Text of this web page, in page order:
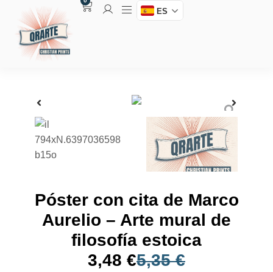
ES
Póster con cita de Marco
Aurelio – Arte mural de
filosofía estoica
5,35€
3,48 €